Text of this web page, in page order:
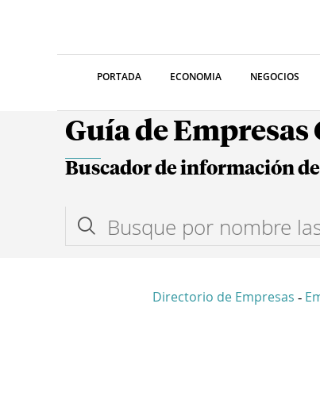
PORTADA ECONOMIA NEGOCIOS
Guía de
Buscador de información
Directorio de Empresas -